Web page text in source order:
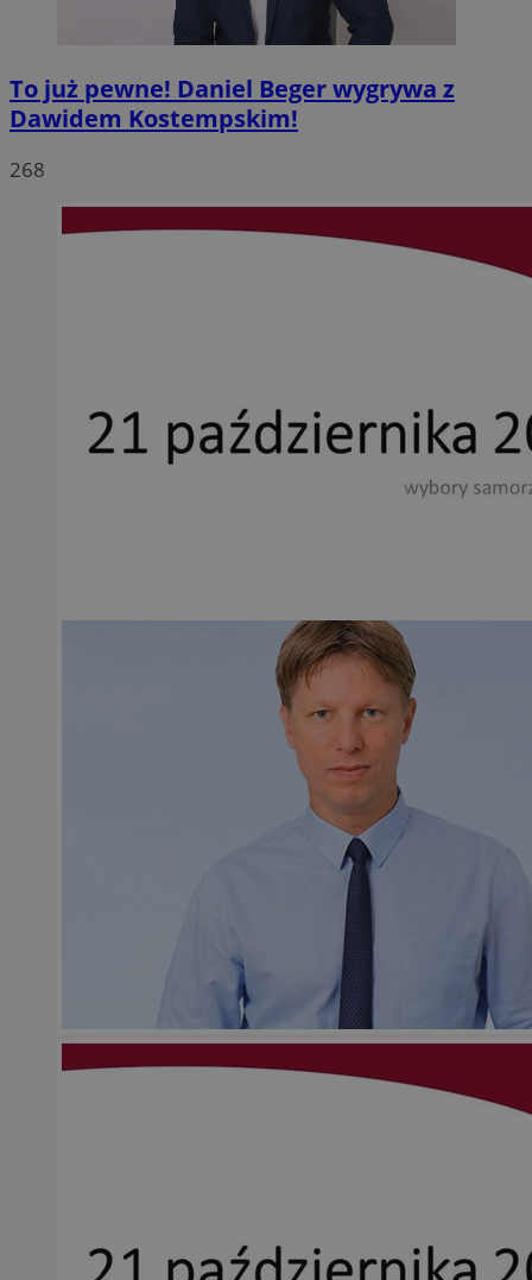
To już pewne! Daniel Beger wygrywa z
Dawidem Kostempskim!
268